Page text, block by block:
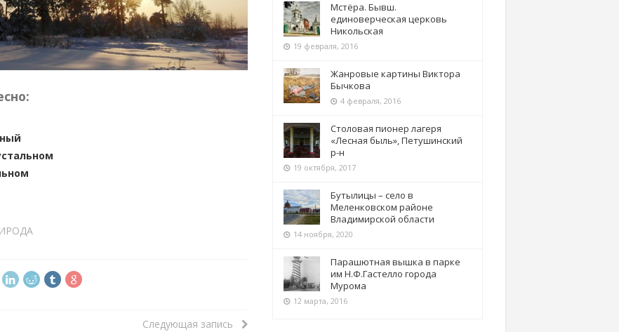
Следующая запись
Мстёра. Бывш.
единоверческая церковь
Никольская
19 февраля, 2016
Жанровые картины Виктора
Бычкова
4 февраля, 2016
Столовая пионер лагеря
«Лесная быль», Петушинский
р-н
19 октября, 2017
Бутылицы – село в
Меленковском районе
Владимирской области
14 ноября, 2020
Парашютная вышка в парке
им Н.Ф.Гастелло города
Мурома
12 марта, 2016